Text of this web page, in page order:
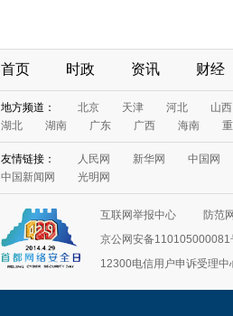
首页 时政 资讯 财经
互联网举报中心
防范
京公网安备110105000081
12300电信用户申诉受理中